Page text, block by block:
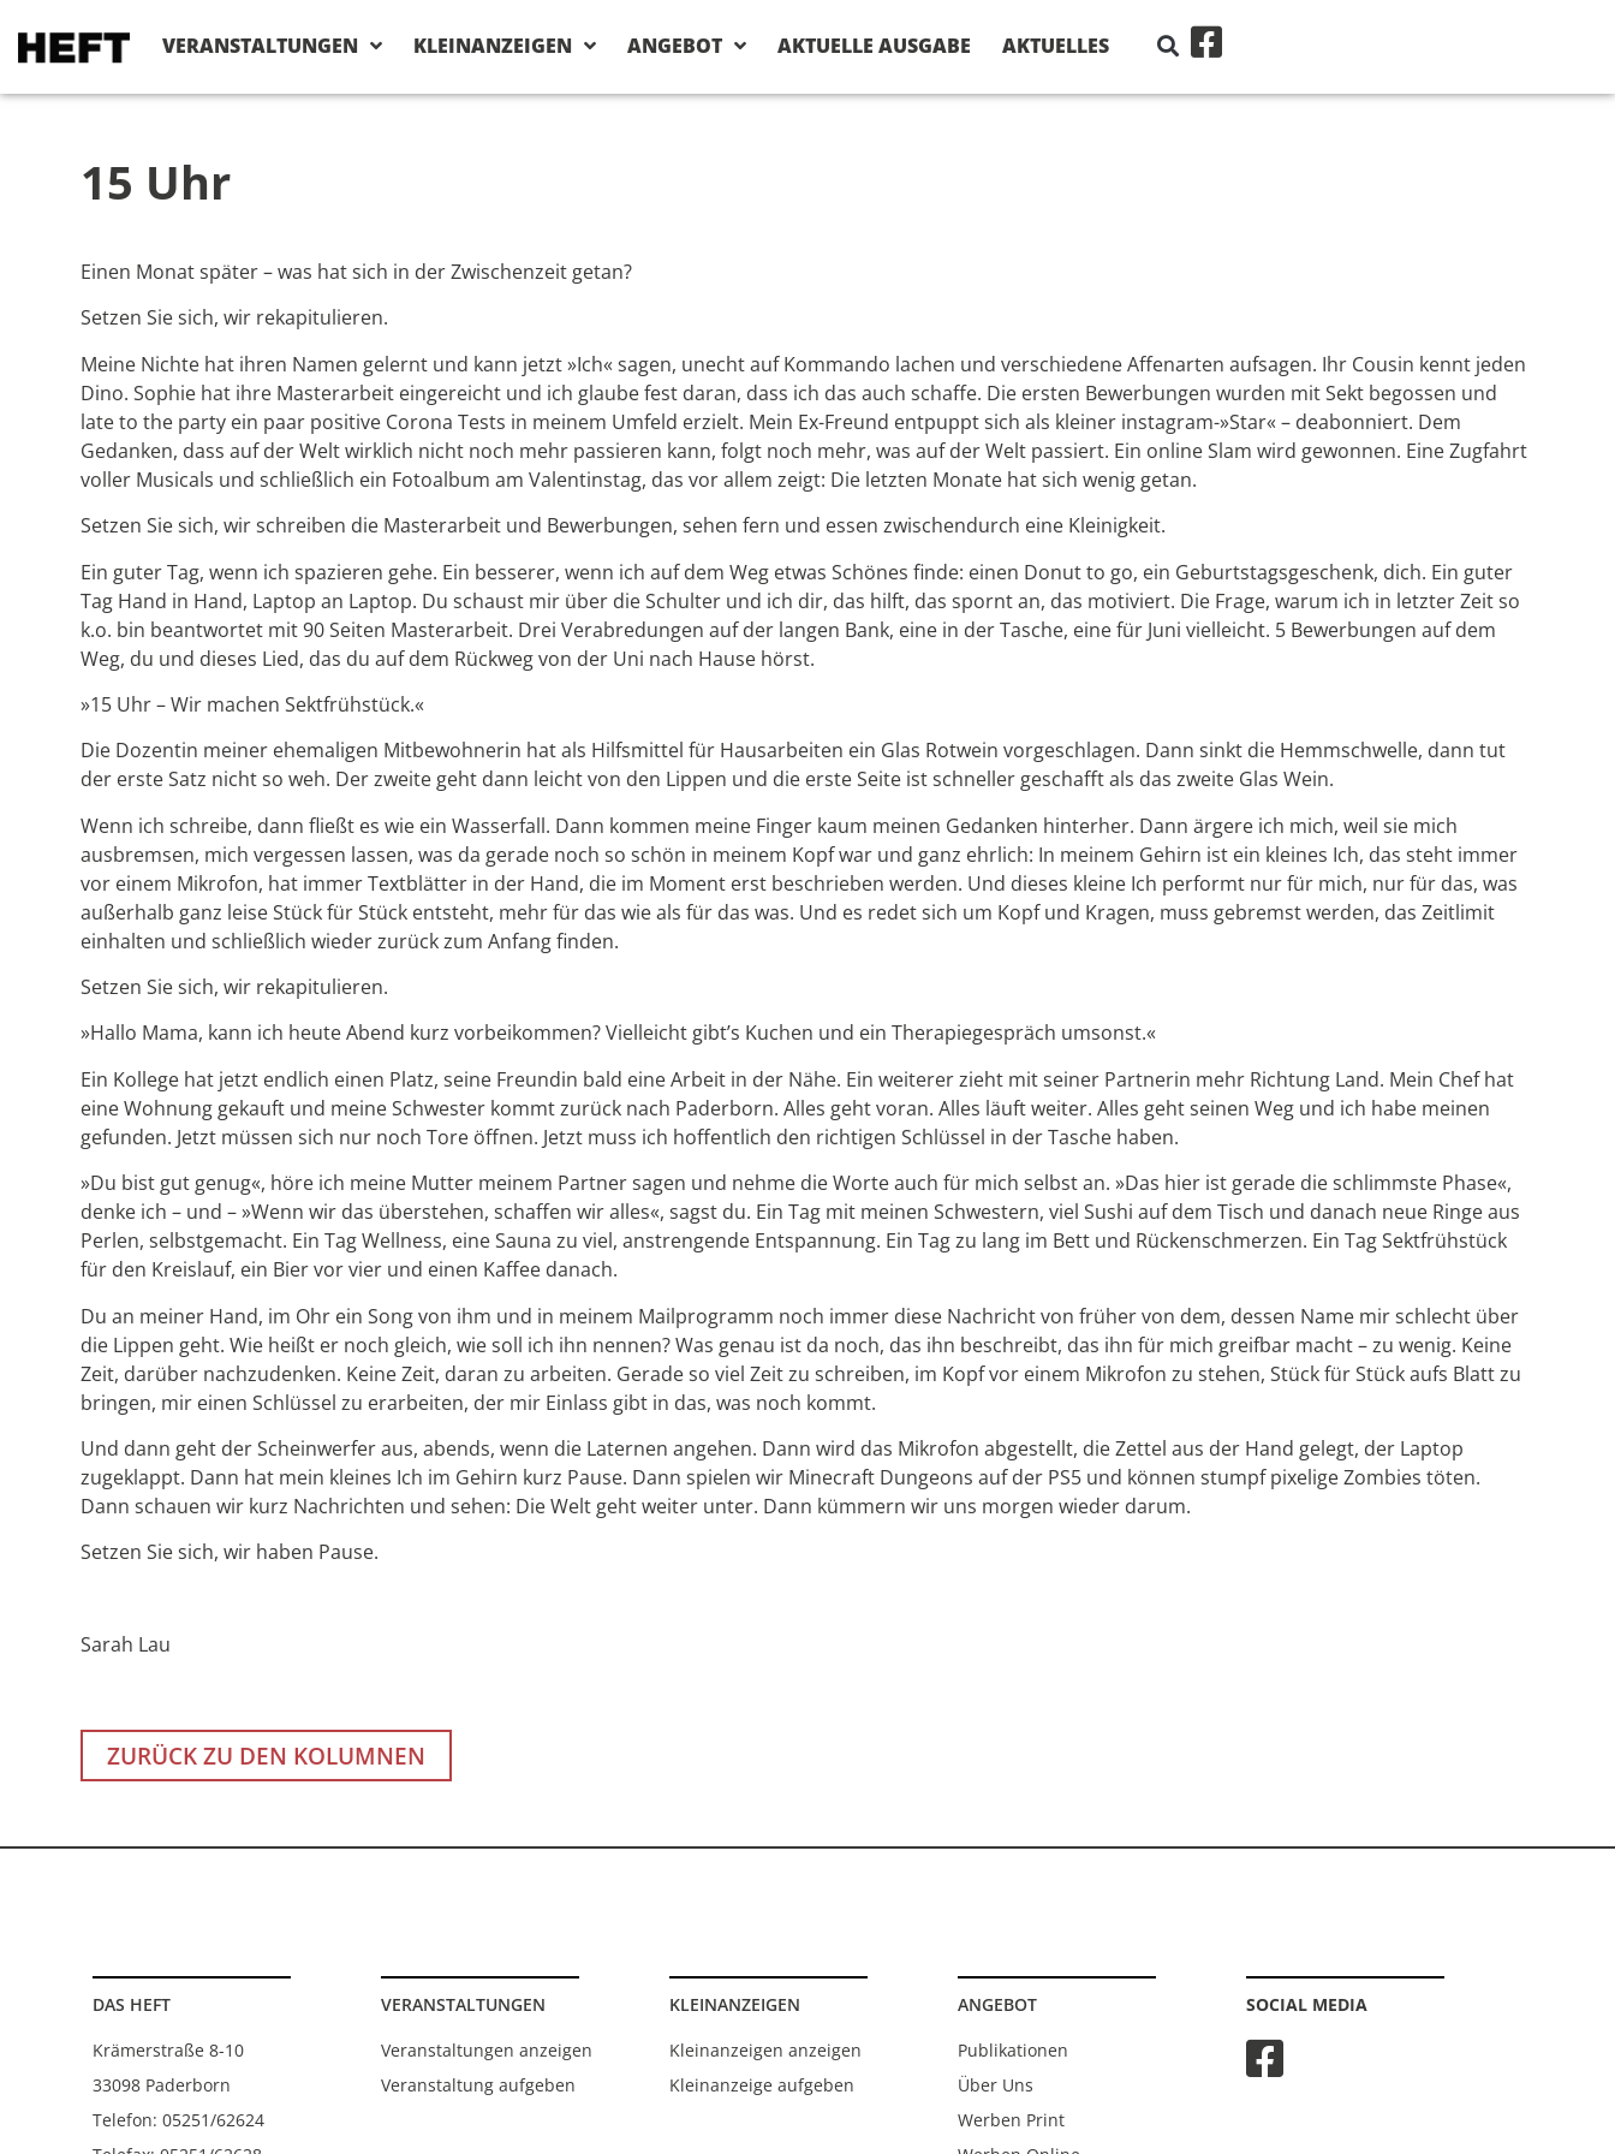
VERANSTALTUNGEN KLEINANZEIGEN ANGEBOT AKTUELLE AUSGABE AKTUELLES
15 Uhr
Einen Monat später – was hat sich in der Zwischenzeit getan?
Setzen Sie sich, wir rekapitulieren.
Meine Nichte hat ihren Namen gelernt und kann jetzt »Ich« sagen, unecht auf Kommando lachen und verschiedene Affenarten aufsagen. Ihr Cousin kennt jeden
Dino. Sophie hat ihre Masterarbeit eingereicht und ich glaube fest daran, dass ich das auch schaffe. Die ersten Bewerbungen wurden mit Sekt begossen und
late to the party ein paar positive Corona Tests in meinem Umfeld erzielt. Mein Ex-Freund entpuppt sich als kleiner instagram-»Star« – deabonniert. Dem
Gedanken, dass auf der Welt wirklich nicht noch mehr passieren kann, folgt noch mehr, was auf der Welt passiert. Ein online Slam wird gewonnen. Eine Zugfahrt
voller Musicals und schließlich ein Fotoalbum am Valentinstag, das vor allem zeigt: Die letzten Monate hat sich wenig getan.
Setzen Sie sich, wir schreiben die Masterarbeit und Bewerbungen, sehen fern und essen zwischendurch eine Kleinigkeit.
Ein guter Tag, wenn ich spazieren gehe. Ein besserer, wenn ich auf dem Weg etwas Schönes finde: einen Donut to go, ein Geburtstagsgeschenk, dich. Ein guter
Tag Hand in Hand, Laptop an Laptop. Du schaust mir über die Schulter und ich dir, das hilft, das spornt an, das motiviert. Die Frage, warum ich in letzter Zeit so
k.o. bin beantwortet mit 90 Seiten Masterarbeit. Drei Verabredungen auf der langen Bank, eine in der Tasche, eine für Juni vielleicht. 5 Bewerbungen auf dem
Weg, du und dieses Lied, das du auf dem Rückweg von der Uni nach Hause hörst.
»15 Uhr – Wir machen Sektfrühstück.«
Die Dozentin meiner ehemaligen Mitbewohnerin hat als Hilfsmittel für Hausarbeiten ein Glas Rotwein vorgeschlagen. Dann sinkt die Hemmschwelle, dann tut
der erste Satz nicht so weh. Der zweite geht dann leicht von den Lippen und die erste Seite ist schneller geschafft als das zweite Glas Wein.
Wenn ich schreibe, dann fließt es wie ein Wasserfall. Dann kommen meine Finger kaum meinen Gedanken hinterher. Dann ärgere ich mich, weil sie mich
ausbremsen, mich vergessen lassen, was da gerade noch so schön in meinem Kopf war und ganz ehrlich: In meinem Gehirn ist ein kleines Ich, das steht immer
vor einem Mikrofon, hat immer Textblätter in der Hand, die im Moment erst beschrieben werden. Und dieses kleine Ich performt nur für mich, nur für das, was
außerhalb ganz leise Stück für Stück entsteht, mehr für das wie als für das was. Und es redet sich um Kopf und Kragen, muss gebremst werden, das Zeitlimit
einhalten und schließlich wieder zurück zum Anfang finden.
Setzen Sie sich, wir rekapitulieren.
»Hallo Mama, kann ich heute Abend kurz vorbeikommen? Vielleicht gibt’s Kuchen und ein Therapiegespräch umsonst.«
Ein Kollege hat jetzt endlich einen Platz, seine Freundin bald eine Arbeit in der Nähe. Ein weiterer zieht mit seiner Partnerin mehr Richtung Land. Mein Chef hat
eine Wohnung gekauft und meine Schwester kommt zurück nach Paderborn. Alles geht voran. Alles läuft weiter. Alles geht seinen Weg und ich habe meinen
gefunden. Jetzt müssen sich nur noch Tore öffnen. Jetzt muss ich hoffentlich den richtigen Schlüssel in der Tasche haben.
»Du bist gut genug«, höre ich meine Mutter meinem Partner sagen und nehme die Worte auch für mich selbst an. »Das hier ist gerade die schlimmste Phase«,
denke ich – und – »Wenn wir das überstehen, schaffen wir alles«, sagst du. Ein Tag mit meinen Schwestern, viel Sushi auf dem Tisch und danach neue Ringe aus
Perlen, selbstgemacht. Ein Tag Wellness, eine Sauna zu viel, anstrengende Entspannung. Ein Tag zu lang im Bett und Rückenschmerzen. Ein Tag Sektfrühstück
für den Kreislauf, ein Bier vor vier und einen Kaffee danach.
Du an meiner Hand, im Ohr ein Song von ihm und in meinem Mailprogramm noch immer diese Nachricht von früher von dem, dessen Name mir schlecht über
die Lippen geht. Wie heißt er noch gleich, wie soll ich ihn nennen? Was genau ist da noch, das ihn beschreibt, das ihn für mich greifbar macht – zu wenig. Keine
Zeit, darüber nachzudenken. Keine Zeit, daran zu arbeiten. Gerade so viel Zeit zu schreiben, im Kopf vor einem Mikrofon zu stehen, Stück für Stück aufs Blatt zu
bringen, mir einen Schlüssel zu erarbeiten, der mir Einlass gibt in das, was noch kommt.
Und dann geht der Scheinwerfer aus, abends, wenn die Laternen angehen. Dann wird das Mikrofon abgestellt, die Zettel aus der Hand gelegt, der Laptop
zugeklappt. Dann hat mein kleines Ich im Gehirn kurz Pause. Dann spielen wir Minecraft Dungeons auf der PS5 und können stumpf pixelige Zombies töten.
Dann schauen wir kurz Nachrichten und sehen: Die Welt geht weiter unter. Dann kümmern wir uns morgen wieder darum.
Setzen Sie sich, wir haben Pause.
Sarah Lau
ZURÜCK ZU DEN KOLUMNEN
DAS HEFT
Krämerstraße 8-10
33098 Paderborn
Telefon: 05251/62624
VERANSTALTUNGEN
Veranstaltungen anzeigen
Veranstaltung aufgeben
KLEINANZEIGEN
Kleinanzeigen anzeigen
Kleinanzeige aufgeben
ANGEBOT
Publikationen
Über Uns
Werben Print
SOCIAL MEDIA